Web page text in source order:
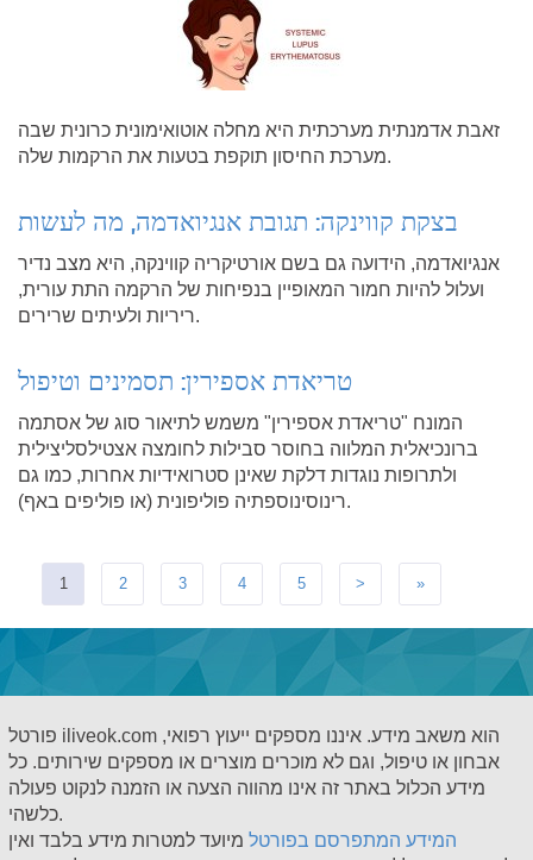
זאבת אדמנתית מערכתית היא מחלה אוטואימונית כרונית שבה
מערכת החיסון תוקפת בטעות את הרקמות שלה.
בצקת קווינקה: תגובת אנגיואדמה, מה לעשות
אנגיואדמה, הידועה גם בשם אורטיקריה קווינקה, היא מצב נדיר
ועלול להיות חמור המאופיין בנפיחות של הרקמה התת עורית,
ריריות ולעיתים שרירים.
טריאדת אספירין: תסמינים וטיפול
המונח "טריאדת אספירין" משמש לתיאור סוג של אסתמה
ברונכיאלית המלווה בחוסר סבילות לחומצה אצטילסליצילית
ולתרופות נוגדות דלקת שאינן סטרואידיות אחרות, כמו גם
רינוסינוספתיה פוליפונית (או פוליפים באף).
1 2 3 4 5 > »
פורטל iliveok.com הוא משאב מידע. איננו מספקים ייעוץ רפואי,
אבחון או טיפול, וגם לא מוכרים מוצרים או מספקים שירותים. כל
מידע הכלול באתר זה אינו מהווה הצעה או הזמנה לנקוט פעולה
כלשהי.
המידע המתפרסם בפורטל מיועד למטרות מידע בלבד ואין